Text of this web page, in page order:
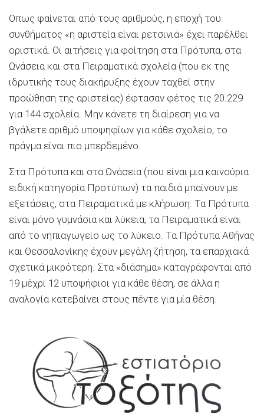
Οπως φαίνεται από τους αριθμούς, η εποχή του
συνθήματος «η αριστεία είναι ρετσινιά» έχει παρέλθει
οριστικά. Οι αιτήσεις για φοίτηση στα Πρότυπα, στα
Ωνάσεια και στα Πειραματικά σχολεία (που εκ της
ιδρυτικής τους διακήρυξης έχουν ταχθεί στην
προώθηση της αριστείας) έφτασαν φέτος τις 20.229
για 144 σχολεία. Μην κάνετε τη διαίρεση για να
βγάλετε αριθμό υποψηφίων για κάθε σχολείο, το
πράγμα είναι πιο μπερδεμένο.
Στα Πρότυπα και στα Ωνάσεια (που είναι μια καινούρια
ειδική κατηγορία Προτύπων) τα παιδιά μπαίνουν με
εξετάσεις, στα Πειραματικά με κλήρωση. Τα Πρότυπα
είναι μόνο γυμνάσια και λύκεια, τα Πειραματικά είναι
από το νηπιαγωγείο ως το λύκειο. Τα Πρότυπα Αθήνας
και Θεσσαλονίκης έχουν μεγάλη ζήτηση, τα επαρχιακά
σχετικά μικρότερη. Στα «διάσημα» καταγράφονται από
19 μέχρι 12 υποψήφιοι για κάθε θέση, σε άλλα η
αναλογία κατεβαίνει στους πέντε για μία θέση.